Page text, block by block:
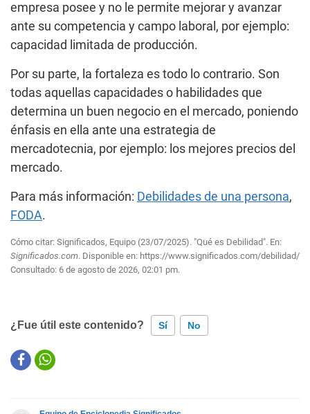
empresa posee y no le permite mejorar y avanzar
ante su competencia y campo laboral, por ejemplo:
capacidad limitada de producción.
Por su parte, la fortaleza es todo lo contrario. Son
todas aquellas capacidades o habilidades que
determina un buen negocio en el mercado, poniendo
énfasis en ella ante una estrategia de
mercadotecnia, por ejemplo: los mejores precios del
mercado.
Para más información: Debilidades de una persona,
FODA.
Cómo citar: Significados, Equipo (23/07/2025). "Qué es Debilidad". En:
Significados.com. Disponible en: https://www.significados.com/debilidad/
Consultado: 6 de agosto de 2026, 02:01 pm.
¿Fue útil este contenido? Sí No
Este contenido contiene información incorrecta